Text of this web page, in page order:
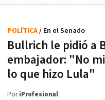
Bullrich le pidió a
embajador: "No
lo que hizo Lula"
POLÍTICA/ En el Senado
PoriProfesional